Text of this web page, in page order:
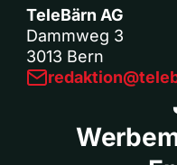
TeleBärn AG
Dammweg 3
3013 Bern